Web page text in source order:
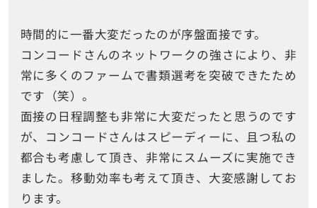
時間的に一番大変だったのが序盤面接です。
コンコードさんのネットワークの強さにより、非
常に多くのファームで書類選考を突破できたため
です（笑）。
面接の日程調整も非常に大変だったと思うのです
が、コンコードさんはスピーディーに、且つ私の
都合も考慮して頂き、非常にスムーズに実施でき
ました。移動効率も考えて頂き、大変感謝してお
ります。